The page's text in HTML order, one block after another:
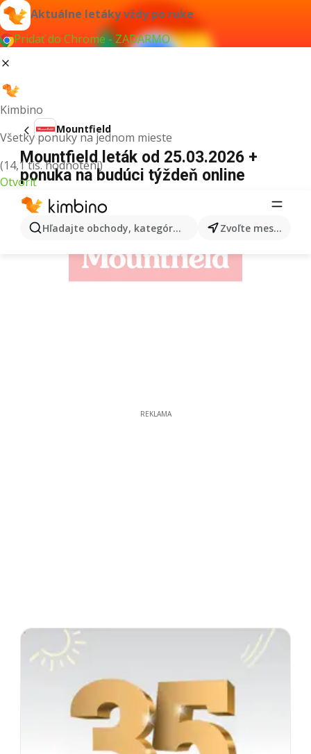
Aktuálne letáky vždy po ruke
Pridať do Chrome - ZADARMO
Kimbino
Všetky ponuky na jednom mieste
(14,1 tis. hodnotení)
Otvoriť
Hľadajte obchody, kategórie, produkty... Zvoľte mesto
Mountfield
Mountfield leták od 25.03.2026 +
ponuka na budúci týždeň online
REKLAMA